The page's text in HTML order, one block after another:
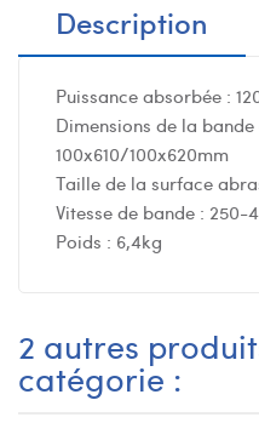
Description
Puissance absorbée :
Dimensions de la
100x610/100x620mm
Taille de la surface
Vitesse de bande : 250-
Poids : 6,4kg
2 autres
catégorie :